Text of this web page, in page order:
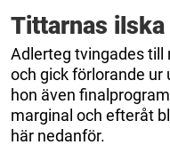
Tittarnas ilska
Adlerteg tvingades till
och gick förlorande ur
hon även
marginal och efteråt
här nedanför.